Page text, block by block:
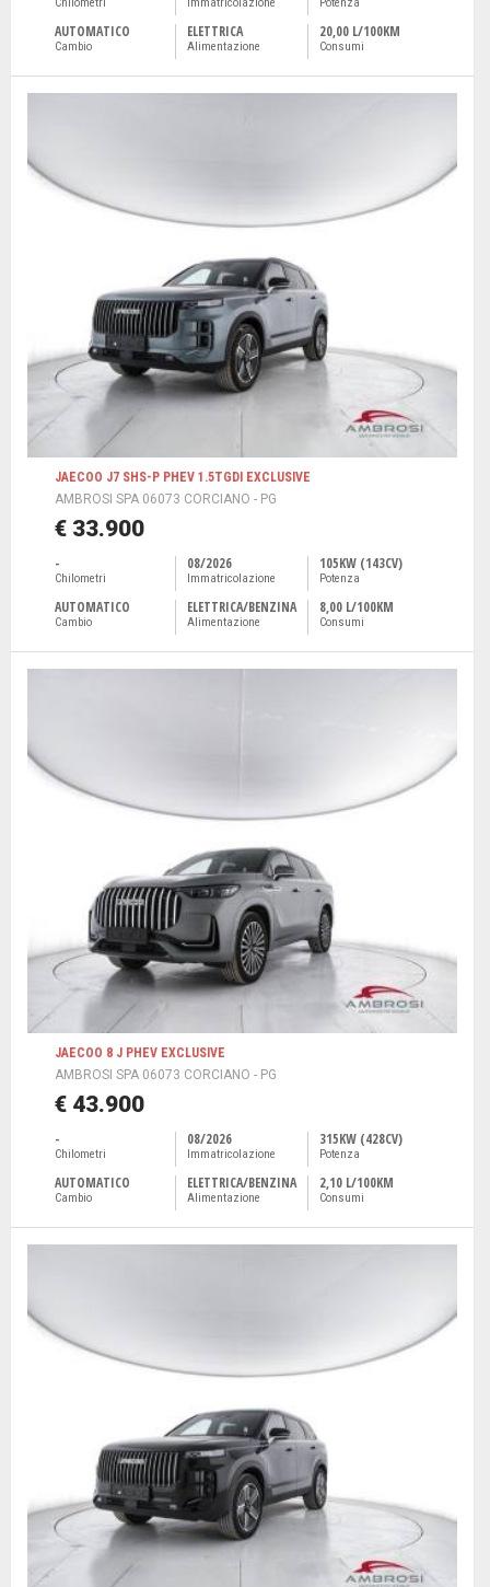
AUTOMATICO
Cambio
ELETTRICA
Alimentazione
20,00 L/100KM
Consumi
JAECOO J7 SHS-P PHEV 1.5TGDI EXCLUSIVE
AMBROSI SPA 06073 CORCIANO - PG
€ 33.900
-
Chilometri
08/2026
Immatricolazione
105KW (143CV)
Potenza
AUTOMATICO
Cambio
ELETTRICA/BENZINA
Alimentazione
8,00 L/100KM
Consumi
JAECOO 8 J PHEV EXCLUSIVE
AMBROSI SPA 06073 CORCIANO - PG
€ 43.900
-
Chilometri
08/2026
Immatricolazione
315KW (428CV)
Potenza
AUTOMATICO
Cambio
ELETTRICA/BENZINA
Alimentazione
2,10 L/100KM
Consumi